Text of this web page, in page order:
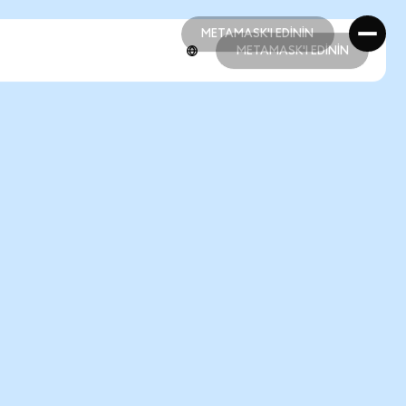
METAMASK'I EDİNİN
METAMASK'I EDİNİN
METAMASK'I EDİNİN